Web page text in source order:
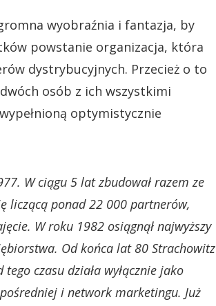
wyobraźnia i fantazja, by
powstanie organizacja, która
dystrybucyjnych. Przecież o to
osób z ich wszystkimi
optymistycznie
W ciągu 5 lat zbudował razem ze
liczącą ponad 22 000 partnerów,
W roku 1982 osiągnął najwyższy
Od końca lat 80 Strachowitz
czasu działa wyłącznie jako
i network marketingu. Już